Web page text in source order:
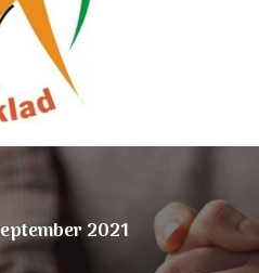
2021